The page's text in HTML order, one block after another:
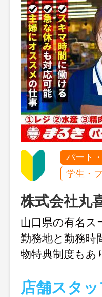
パート
学生・
株式会社丸
山口県の有名ス
勤務地と勤務時
物特典制度もあ
店舗スタッ